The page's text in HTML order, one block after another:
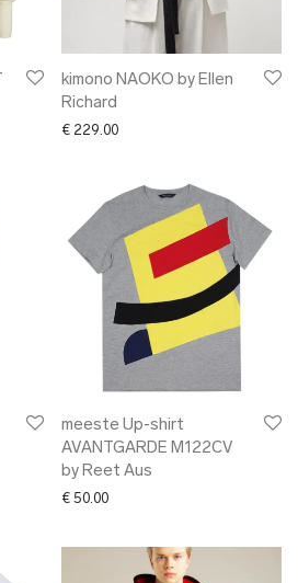
kimono NAOKO by Ellen
Richard
€ 229.00
meeste Up-shirt
AVANTGARDE M122CV
by Reet Aus
€ 50.00